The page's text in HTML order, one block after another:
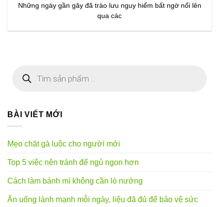
Những ngày gần gây đã trào lưu nguy hiểm bất ngờ nổi lên
qua các
kiếm
BÀI VIẾT MỚI
Mẹo chặt gà luộc cho người mới
Top 5 việc nên tránh để ngủ ngon hơn
Cách làm bánh mì không cần lò nướng
Ăn uống lành mạnh mỗi ngày, liệu đã đủ để bảo vệ sức